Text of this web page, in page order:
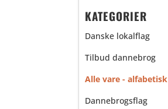
KATEGORIER
Danske lokalflag
Tilbud dannebrog
Alle vare - alfabetisk
Dannebrogsflag